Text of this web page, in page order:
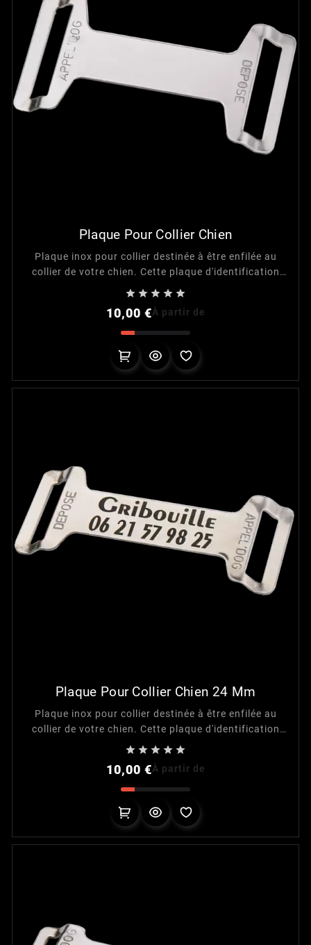
Plaque Pour Collier Chien
Plaque inox pour collier destinée à être enfilée au
collier de votre chien. Cette plaque d'identification
est adaptée pour une largeur de collier de 32 mm
    
10,00 €À partir de
Plaque Pour Collier Chien 24 Mm
Plaque inox pour collier destinée à être enfilée au
collier de votre chien. Cette plaque d'identification
est adaptée pour une largeur de collier de 24 mm
    
10,00 €À partir de